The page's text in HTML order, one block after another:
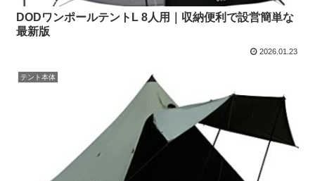
DODワンポールテントL 8人用｜収納便利で設営簡単な
最新版
2026.01.23
テント本体